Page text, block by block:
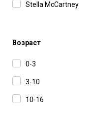
Stella McCartney
Возраст
0-3
3-10
10-16